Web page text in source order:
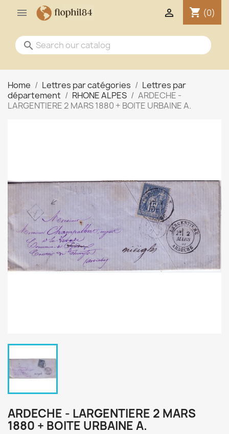
 shopping_cart (0)

search
Home Lettres par catégories
Lettres par
département
RHONE ALPES
ARDECHE -
LARGENTIERE 2 MARS 1880 + BOITE URBAINE A.
ARDECHE - LARGENTIERE 2 MARS
1880 + BOITE URBAINE A.